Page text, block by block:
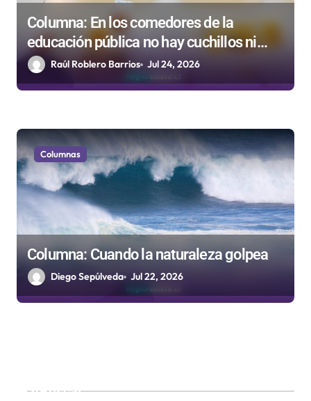
Columna: En los comedores de la
educación pública no hay cuchillos ni
tenedores
Raúl Roblero Barrios Jul 24, 2026
Columnas
Columna: Cuando la naturaleza golpea
Diego Sepúlveda Jul 22, 2026
Buscar